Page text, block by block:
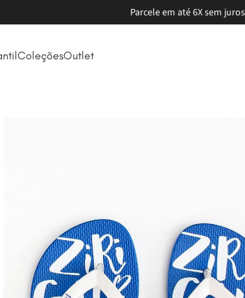
Ganhe 20% de Cashback 🤑
ColeçõesOutlet